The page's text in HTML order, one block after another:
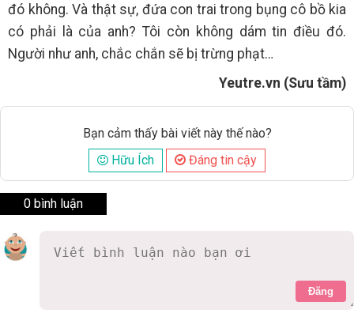
đó không. Và thật sự, đứa con trai trong bụng cô bồ kia
có phải là của anh? Tôi còn không dám tin điều đó.
Người như anh, chắc chắn sẽ bị trừng phạt…
Yeutre.vn (Sưu tầm)
Bạn cảm thấy bài viết này thế nào?
Hữu Ích
Đáng tin cậy
0 bình luận
Đăng